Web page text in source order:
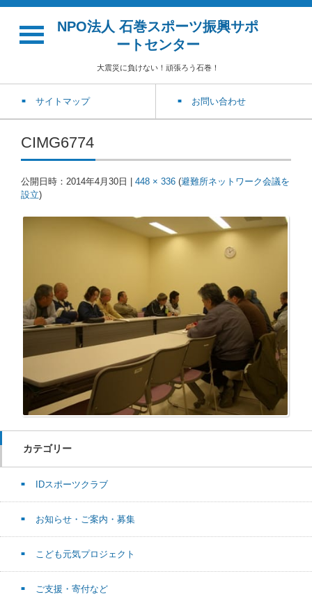
NPO法人 石巻スポーツ振興サポ
ートセンター
大震災に負けない！頑張ろう石巻！
サイトマップ お問い合わせ
CIMG6774
公開日時： 2014年4月30日 448 × 336 (避難所ネットワーク会議を
設立)
カテゴリー
IDスポーツクラブ
お知らせ・ご案内・募集
こども元気プロジェクト
ご支援・寄付など